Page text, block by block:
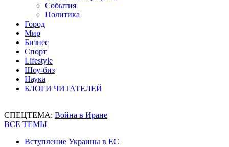
События
Политика
Город
Мир
Бизнес
Спорт
Lifestyle
Шоу-биз
Наука
БЛОГИ ЧИТАТЕЛЕЙ
СПЕЦТЕМА: Война в Иране
ВСЕ ТЕМЫ
Вступление Украины в ЕС